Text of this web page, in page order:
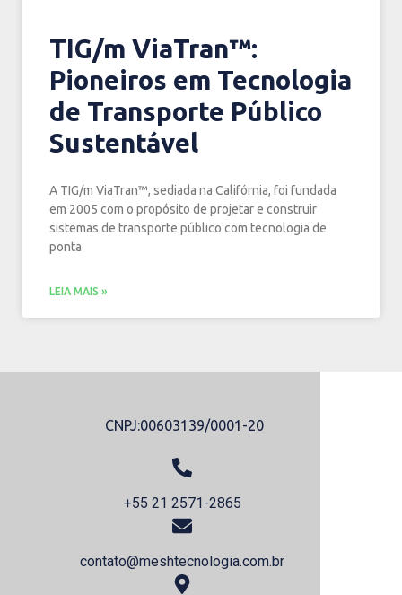
TIG/m ViaTran™:
Pioneiros em Tecnologia
de Transporte Público
Sustentável
A TIG/m ViaTran™, sediada na Califórnia, foi fundada
em 2005 com o propósito de projetar e construir
sistemas de transporte público com tecnologia de
ponta
LEIA MAIS »
CNPJ:00603139/0001-20
+55 21 2571-2865​
contato@meshtecnologia.com.br​